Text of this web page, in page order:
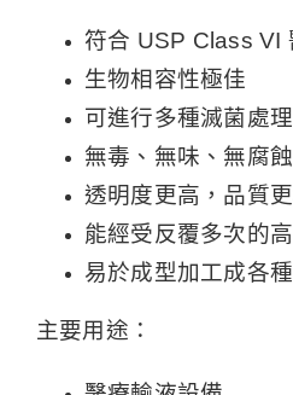
符合 USP Class VI
生物相容性極佳
可進行多種滅菌處理
無毒、無味、無腐
透明度更高，品質
能經受反覆多次的
易於成型加工成各
主要用途：